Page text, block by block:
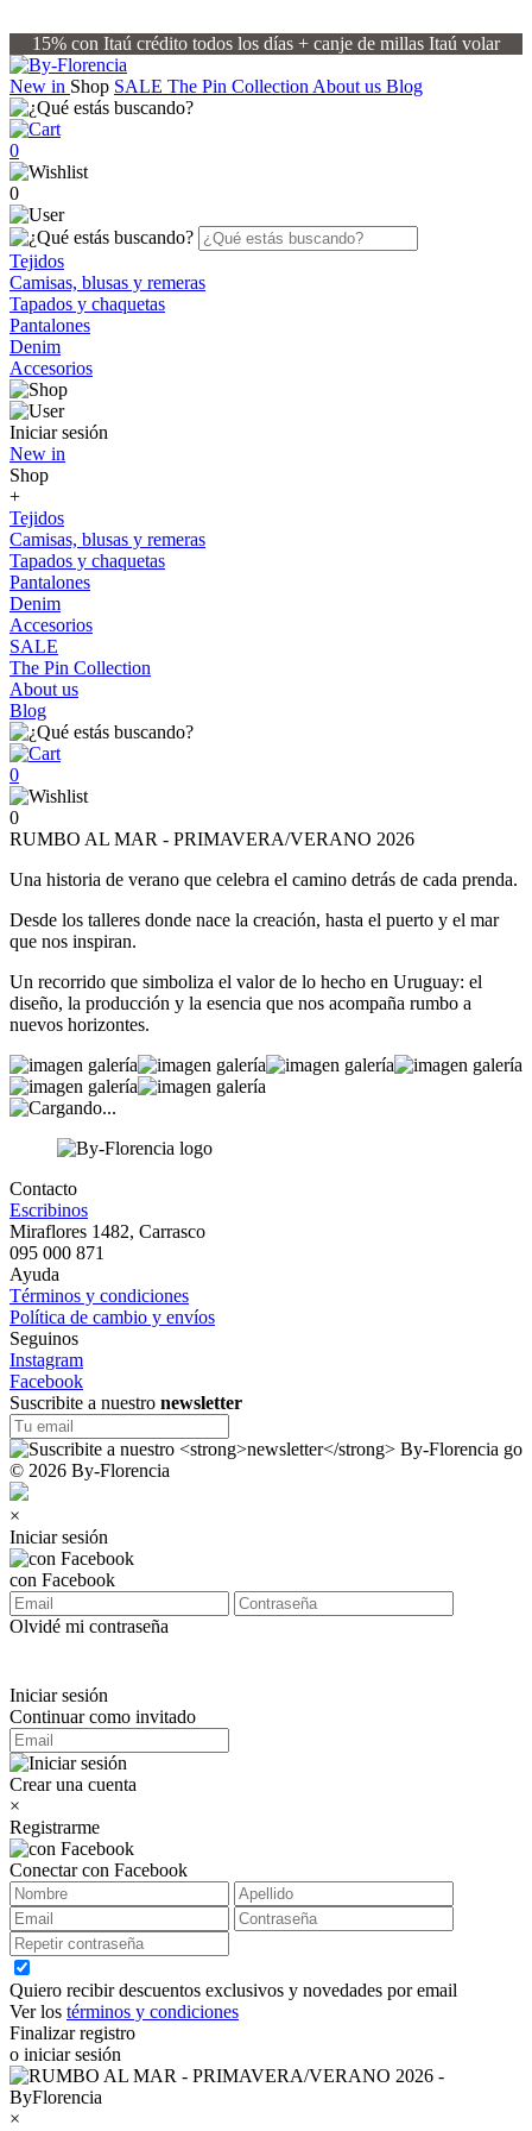
15% con Itaú crédito todos los días + canje de millas Itaú volar
New in Shop SALE The Pin Collection About us Blog
0
0
Tejidos
Camisas, blusas y remeras
Tapados y chaquetas
Pantalones
Denim
Accesorios
Iniciar sesión
New in
Shop
+
Tejidos
Camisas, blusas y remeras
Tapados y chaquetas
Pantalones
Denim
Accesorios
SALE
The Pin Collection
About us
Blog
0
0
RUMBO AL MAR - PRIMAVERA/VERANO 2026
Una historia de verano que celebra el camino detrás de cada prenda.
Desde los talleres donde nace la creación, hasta el puerto y el mar
que nos inspiran.
Un recorrido que simboliza el valor de lo hecho en Uruguay: el
diseño, la producción y la esencia que nos acompaña rumbo a
nuevos horizontes.
Contacto
Escribinos
Miraflores 1482, Carrasco
095 000 871
Ayuda
Términos y condiciones
Política de cambio y envíos
Seguinos
Instagram
Facebook
Suscribite a nuestro newsletter
© 2026 By-Florencia
×
Iniciar sesión
con Facebook
Olvidé mi contraseña
Iniciar sesión
Continuar como invitado
Crear una cuenta
×
Registrarme
Conectar con Facebook
Quiero recibir descuentos exclusivos y novedades por email
Ver los términos y condiciones
Finalizar registro
o iniciar sesión
×